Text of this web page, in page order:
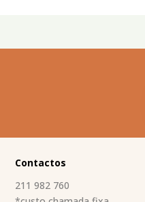
Contactos
211 982 760